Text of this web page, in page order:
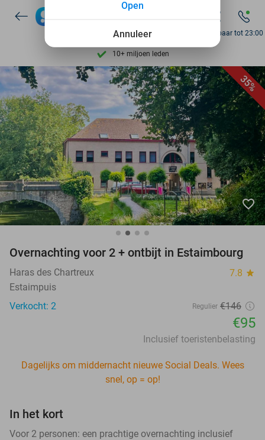
7 dagen per week beschikbaar
10+ miljoen leden
9,4 op basis van
Ontdek 15.000+ deals
7 dagen per week beschikbaar
10+ miljoen leden
Bereikbaar tot 23:00
35%
favorite_border
Overnachting voor 2 + ontbijt in Estaimbourg
Haras des Chartreux 7.8 star
Estaimpuis
Verkocht: 2
Regulier €146
€95
Inclusief toeristenbelasting
Dagelijks om middernacht nieuwe Social Deals. Wees
snel, op = op!
In het kort
Voor 2 personen: een prachtige overnachting inclusief
Annuleer
Open